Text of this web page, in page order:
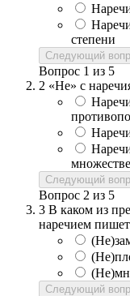
степени
Следующий
Вопрос 1 из 5
2 «Не» с
Следующий
Вопрос 2 из 5
3 В каком из
наречием
Следующий